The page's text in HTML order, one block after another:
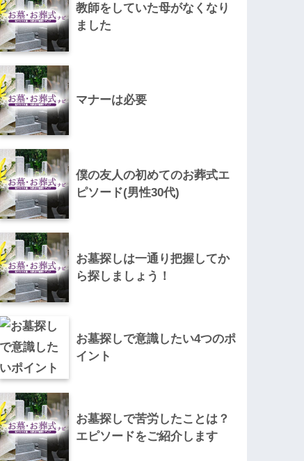
教師をしていた母がなくなり
ました
マナーは必要
僕の友人の初めてのお葬式エ
ピソード(男性30代)
お墓探しは一通り把握してか
ら探しましょう！
お墓探しで意識したい4つのポ
イント
お墓探しで苦労したことは？
エピソードをご紹介します